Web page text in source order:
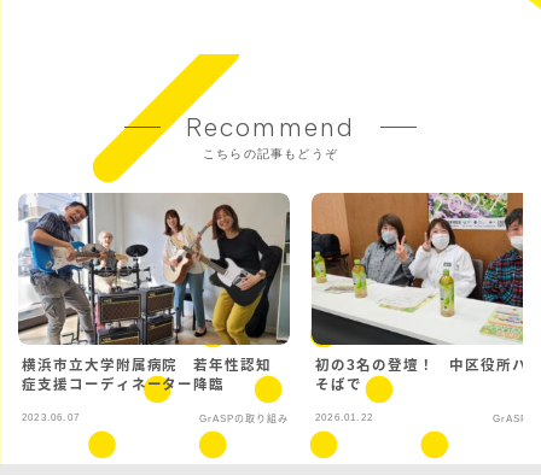
Recommend
こちらの記事もどうぞ
横浜市立大学附属病院 若年性認知
症支援コーディネーター降臨
2023.06.07 GrASPの取り組み
初の3名の登壇！ 中区役所ハ
そばで
2026.01.22 GrASPの